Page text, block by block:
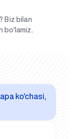
Biz bilan
bo‘lamiz.
ko‘chasi,